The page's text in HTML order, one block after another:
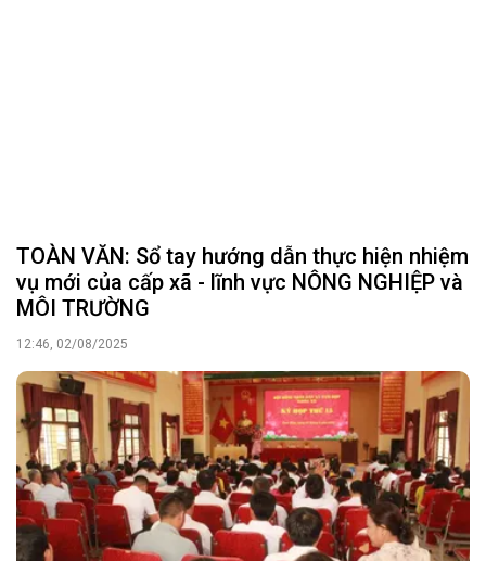
HĐND xã Tam Hợp tổ chức thành công Kỳ họp
thứ 15, khóa XX, nhiệm kỳ 2021 - 2026
14:57, 01/08/2025
ĐOÀN ĐẠI BIỂU QUỐC HỘI